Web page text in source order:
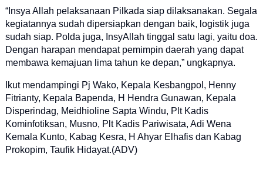
“Insya Allah pelaksanaan Pilkada siap dilaksanakan. Segala
kegiatannya sudah dipersiapkan dengan baik, logistik juga
sudah siap. Polda juga, InsyAllah tinggal satu lagi, yaitu doa.
Dengan harapan mendapat pemimpin daerah yang dapat
membawa kemajuan lima tahun ke depan,” ungkapnya.
Ikut mendampingi Pj Wako, Kepala Kesbangpol, Henny
Fitrianty, Kepala Bapenda, H Hendra Gunawan, Kepala
Disperindag, Meidhioline Sapta Windu, Plt Kadis
Kominfotiksan, Musno, Plt Kadis Pariwisata, Adi Wena
Kemala Kunto, Kabag Kesra, H Ahyar Elhafis dan Kabag
Prokopim, Taufik Hidayat.(ADV)